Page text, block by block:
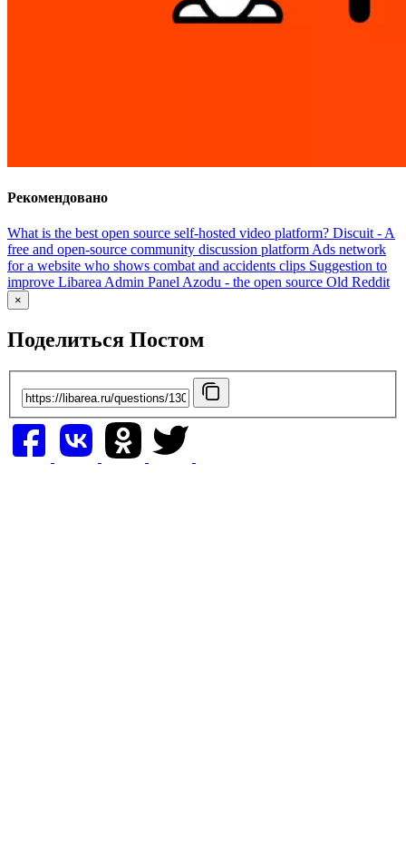
Рекомендовано
What is the best open source self-hosted video platform? Discuit - A
free and open-source community discussion platform Ads network
for a website who shows combat and accidents clips Suggestion to
improve Libarea Admin Panel Azodu - the open source Old Reddit
×
Поделиться Постом